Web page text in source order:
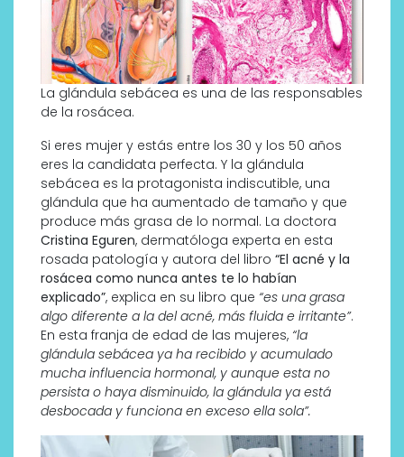
La glándula sebácea es una de las responsables
de la rosácea.
Si eres mujer y estás entre los 30 y los 50 años
eres la candidata perfecta. Y la glándula
sebácea es la protagonista indiscutible, una
glándula que ha aumentado de tamaño y que
produce más grasa de lo normal. La doctora
Cristina Eguren, dermatóloga experta en esta
rosada patología y autora del libro “El acné y la
rosácea como nunca antes te lo habían
explicado”, explica en su libro que “es una grasa
algo diferente a la del acné, más fluida e irritante”.
En esta franja de edad de las mujeres, “la
glándula sebácea ya ha recibido y acumulado
mucha influencia hormonal, y aunque esta no
persista o haya disminuido, la glándula ya está
desbocada y funciona en exceso ella sola”.